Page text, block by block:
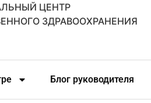
ЦЕНТР
ЗДРАВООХРАНЕНИЯ
Блог руководителя